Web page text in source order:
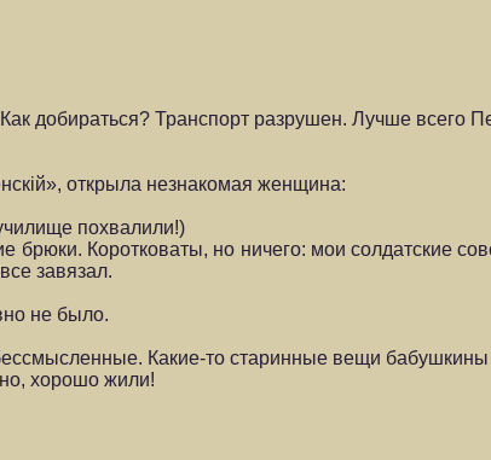
добираться? Транспорт разрушен. Лучше всего
открыла незнакомая женщина:
похвалили!)
Коротковаты, но ничего: мои солдатские
завязал.
не было.
Какие-то старинные вещи
хорошо жили!